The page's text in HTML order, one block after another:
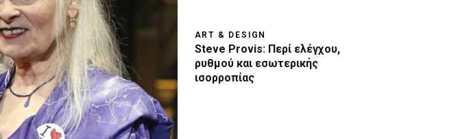
ART & DESIGN
Steve Provis: Περί ελέγχου,
ρυθμού και εσωτερικής
ισορροπίας